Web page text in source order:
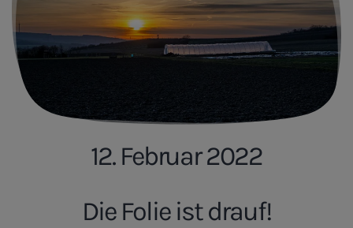
12. Februar 2022
Die Folie ist drauf!